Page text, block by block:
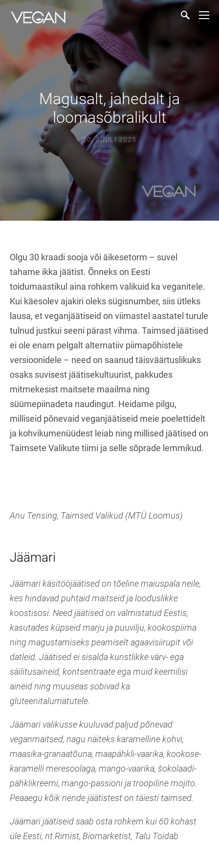
Magusalt, jahedalt ja
loomasõbralikult
30. JUULI 2025
Olgu 30 kraadi sooja või äikesetorm – suvel
tahame ikka jäätist. Õnneks on Eesti
toidumaastikul aina rohkem valikuid ka veganitele.
Kui käesolev ajakiri oleks sügisnumber, siis ütleks
lausa, et veganjäätiseid on viimastel aastatel turule
tulnud justkui seeni pärast vihma. Taimsed jäätised
ei ole enam pelgalt alternatiiv piimapõhistele
versioonidele – need on saanud täisväärtuslikuks
osaks suvisest jäätisekultuurist, pakkudes
mitmekesist maitsete maailma ning
süümepiinadeta naudingut. Heidame pilgu,
milliseid põnevaid veganjäätiseid meie poelettidelt
ja kohvikumenüüdest leiab ning millised jäätised on
Taimsete Valikute tiimi ja selle sõprade lemmikud.
Anu Tensing, Taimsed Valikud (MTÜ Loomus)
Jäämari
Jäämari käsitööjäätised on tõeline maiuspala neile,
kes hindavad puhtaid maitseid ja looduslikke
koostisosi. Need jäätised on valmistatud Eestis,
kasutades küpseid marju ja puuvilju, kookospiima
ning magustamiseks peamiselt agaavisiirupit või
datleid. Jäätised ei sisalda kunstlikke värv- ega
säilitusaineid, kontsentraate ega muid keemilisi
aineid ning muuseas sobivad ka
gluteenitalumatutele.
Jäämari valikusse kuuluvad paljud põnevad
veganmaitsed, nagu näiteks karamelline kohvi,
maasika-granaatõuna, maapähkli-vaarika, kookose-
karamelli meresoolaga, mango-vaarika, šokolaadi-
pähklikreemi, mango-passioni ja troopiline mojito.
Peaaegu kõik nende jäätistest on täiesti taimsed.
Jäämari jäätiseid saab osta rohkem kui 60 kohast
üle Eesti, nt Rimist, Biomarketist, Talu Toidab